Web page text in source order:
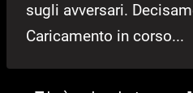
sugli avversari.
Caricamento in corso...